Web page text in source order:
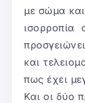
με σώμα
ισορροπία
και
πως έχει
Και οι δύο